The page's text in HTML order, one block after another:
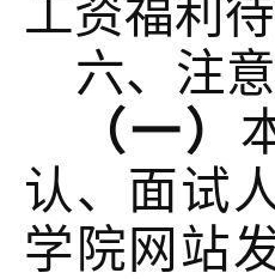
工资福利
六、注
（一）
认、面试
学院网站